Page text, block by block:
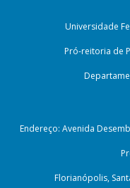
Universidade
Pró-reitoria de
Endereço: Avenida
Florianópolis,